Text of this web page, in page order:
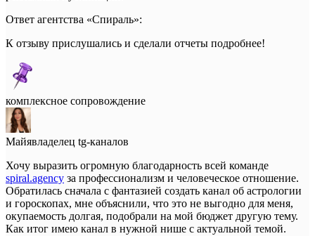
Ответ агентства «Спираль»:
К отзыву прислушались и сделали отчеты подробнее!
комплексное сопровождение
Майявладелец tg-каналов
Хочу выразить огромную благодарность всей команде
spiral.agency за профессионализм и человеческое отношение.
Обратилась сначала с фантазией создать канал об астрологии
и гороскопах, мне объяснили, что это не выгодно для меня,
окупаемость долгая, подобрали на мой бюджет другую тему.
Как итог имею канал в нужной нише с актуальной темой.